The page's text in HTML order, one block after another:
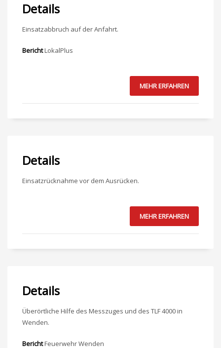
Details
Einsatzabbruch auf der Anfahrt.
BerichtLokalPlus
MEHR ERFAHREN
Details
Einsatzrücknahme vor dem Ausrücken.
MEHR ERFAHREN
Details
Überörtliche Hilfe des Messzuges und des TLF 4000 in
Wenden.
BerichtFeuerwehr Wenden